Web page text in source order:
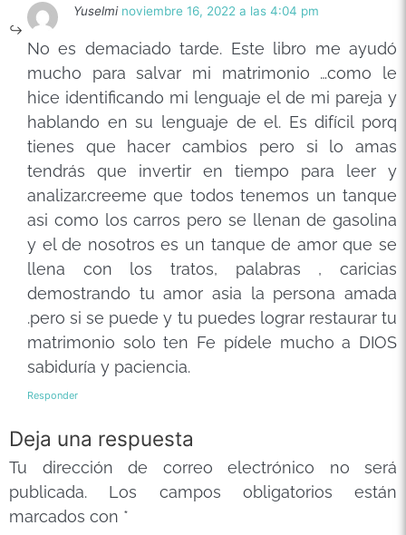
Yuselmi noviembre 16, 2022 a las 4:04 pm
No es demaciado tarde. Este libro me ayudó
mucho para salvar mi matrimonio …como le
hice identificando mi lenguaje el de mi pareja y
hablando en su lenguaje de el. Es difícil porq
tienes que hacer cambios pero si lo amas
tendrás que invertir en tiempo para leer y
analizar.creeme que todos tenemos un tanque
asi como los carros pero se llenan de gasolina
y el de nosotros es un tanque de amor que se
llena con los tratos, palabras , caricias
demostrando tu amor asia la persona amada
.pero si se puede y tu puedes lograr restaurar tu
matrimonio solo ten Fe pídele mucho a DIOS
sabiduría y paciencia.
Responder
Deja una respuesta
Tu dirección de correo electrónico no será
publicada.
Los campos obligatorios están
marcados con *